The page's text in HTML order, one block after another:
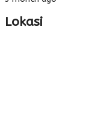
Lokasi